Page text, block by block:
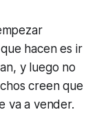
hacen es ir
y luego no
creen que
va a vender.